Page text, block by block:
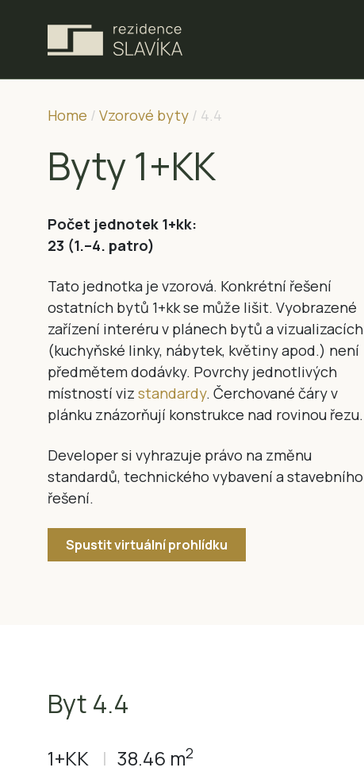
Home / Vzorové byty / 4.4
Byty 1+KK
Počet jednotek 1+kk:
23 (1.–4. patro)
Tato jednotka je vzorová. Konkrétní řešení
ostatních bytů 1+kk se může lišit. Vyobrazené
zařízení interéru v plánech bytů a vizualizacích
(kuchyňské linky, nábytek, květiny apod.) není
předmětem dodávky. Povrchy jednotlivých
místností viz standardy. Čerchované čáry v
plánku znázorňují konstrukce nad rovinou řezu.
Developer si vyhrazuje právo na změnu
standardů, technického vybavení a stavebního
řešení.
Spustit virtuální prohlídku
Byt 4.4
1+KK 38.46 m2